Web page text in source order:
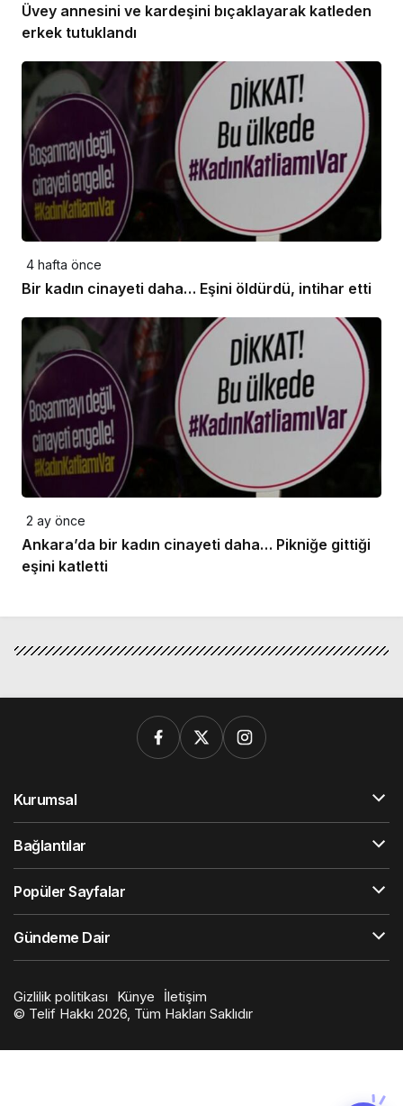
Üvey annesini ve kardeşini bıçaklayarak katleden
erkek tutuklandı
4 hafta önce
Bir kadın cinayeti daha… Eşini öldürdü, intihar etti
2 ay önce
Ankara’da bir kadın cinayeti daha… Pikniğe gittiği
eşini katletti
Kurumsal
Bağlantılar
Popüler Sayfalar
Gündeme Dair
Gizlilik politikası Künye
İletişim
© Telif Hakkı 2026, Tüm Hakları Saklıdır